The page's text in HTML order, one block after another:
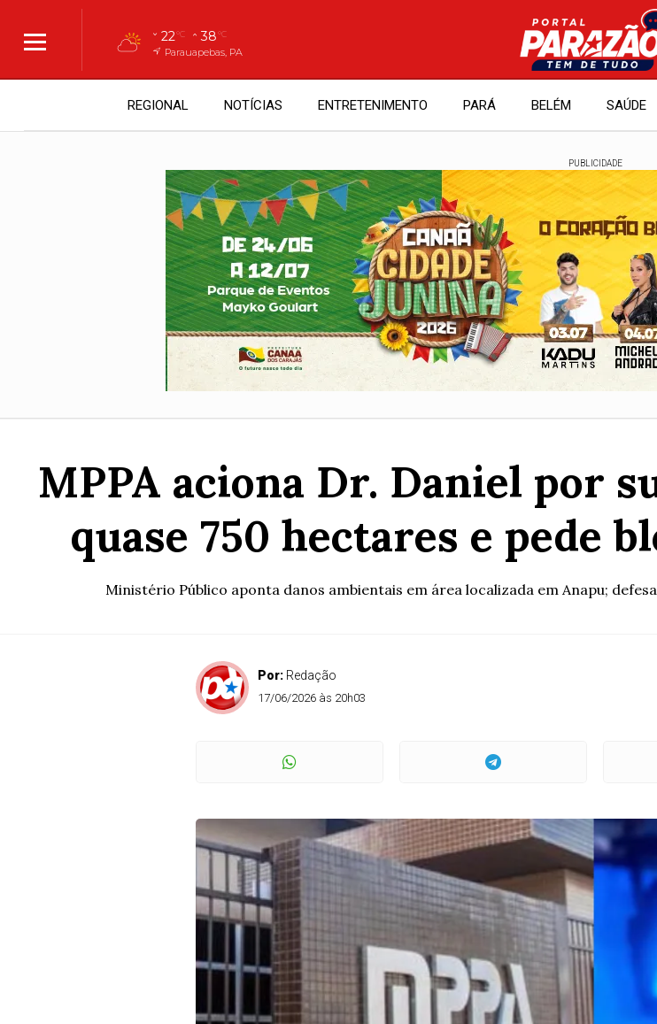
22°C 38°C
Parauapebas, PA
REGIONAL NOTÍCIAS ENTRETENIMENTO PARÁ BELÉM SAÚDE
PUBLICIDADE
MPPA aciona Dr. Daniel por
quase 750 hectares e pede
Ministério Público aponta danos ambientais em área localizada em Anapu;
Por: Redação
17/06/2026 às 20h03